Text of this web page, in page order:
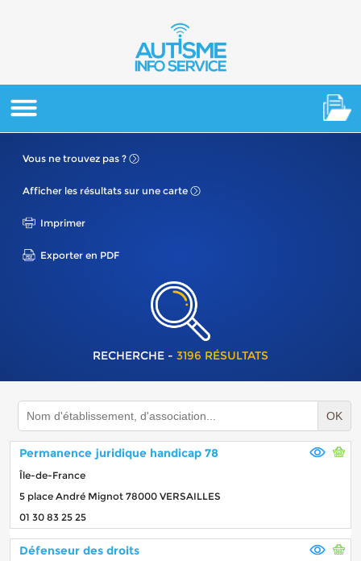
Vous ne trouvez pas ?
Afficher les résultats sur une carte
Imprimer
Exporter en PDF
RECHERCHE - 3196 RÉSULTATS
OK
Permanence juridique handicap 78
Île-de-France
5 place André Mignot 78000 VERSAILLES
01 30 83 25 25
Défenseur des droits